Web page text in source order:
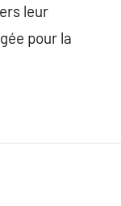
leur
pour la